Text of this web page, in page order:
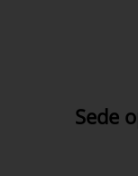
Sede